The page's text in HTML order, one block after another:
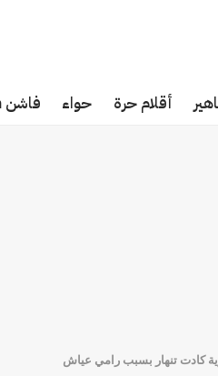
أقلام حرة حواء فاشن fashion
كادت تنهار بسبب رامي عياش